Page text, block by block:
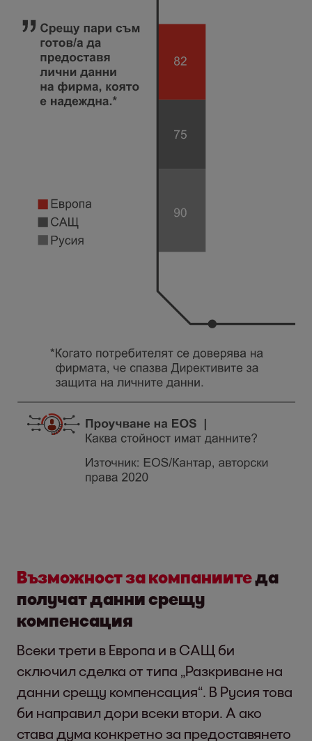
Възможност за компаниитеда
получат данни срещу
компенсация
Всеки трети в Европа и в САЩ би
сключил сделка от типа „Разкриване на
данни срещу компенсация“. В Русия това
би направил дори всеки втори. А ако
става дума конкретно за предоставянето